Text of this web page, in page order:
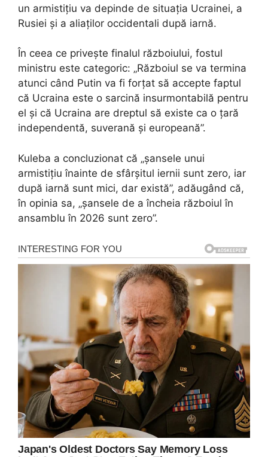
un armistițiu va depinde de situația Ucrainei, a
Rusiei și a aliaților occidentali după iarnă.
În ceea ce privește finalul războiului, fostul
ministru este categoric: „Războiul se va termina
atunci când Putin va fi forțat să accepte faptul
că Ucraina este o sarcină insurmontabilă pentru
el și că Ucraina are dreptul să existe ca o țară
independentă, suverană și europeană”.
Kuleba a concluzionat că „șansele unui
armistițiu înainte de sfârșitul iernii sunt zero, iar
după iarnă sunt mici, dar există”, adăugând că,
în opinia sa, „șansele de a încheia războiul în
ansamblu în 2026 sunt zero”.